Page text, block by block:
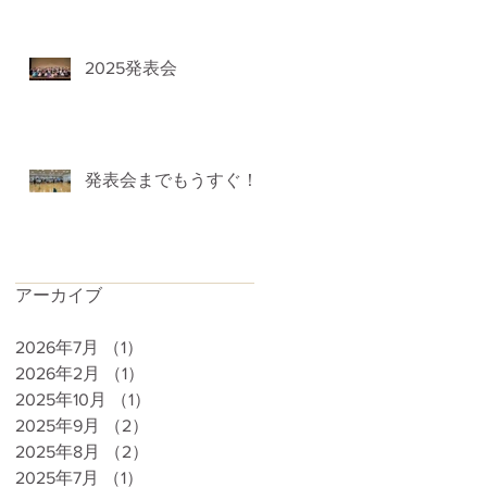
2025発表会
発表会までもうすぐ！
アーカイブ
2026年7月 （1）
2026年2月
（1）
2025年10月
（1）
2025年9月
（2）
2025年8月
（2）
2025年7月
（1）